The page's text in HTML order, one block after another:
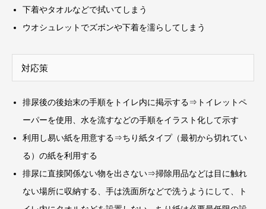
下着やタオルなどで拭いてしまう
ウオシュレットでズボンや下着を濡らしてしまう
対応策
排尿後の後始末の手順をトイレ内に掲示する⇒トイレットペ
ーパーを使用、水を流すなどの手順をイラスト化して示す
利用し易い紙を用意する⇒ちり紙タイプ（最初から切れてい
る）の紙を利用する
排尿に直接関係ない物を出さない⇒掃除用品などは目に触れ
ない場所に収納する、手は洗面所などで洗うようにして、ト